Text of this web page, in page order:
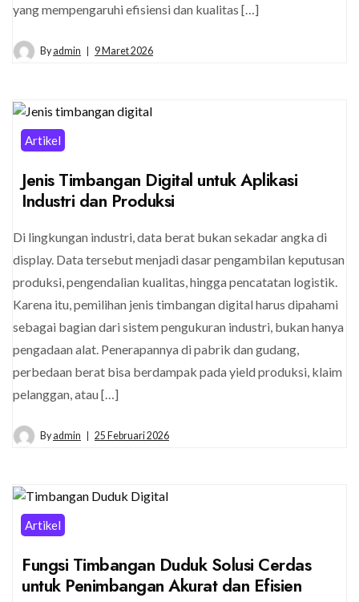
yang mempengaruhi efisiensi dan kualitas […]
By admin 9 Maret 2026
Artikel
Jenis Timbangan Digital untuk Aplikasi
Industri dan Produksi
Di lingkungan industri, data berat bukan sekadar angka di
display. Data tersebut menjadi dasar pengambilan keputusan
produksi, pengendalian kualitas, hingga pencatatan logistik.
Karena itu, pemilihan jenis timbangan digital harus dipahami
sebagai bagian dari sistem pengukuran industri, bukan hanya
pengadaan alat. Penerapannya di pabrik dan gudang,
perbedaan berat bisa berdampak pada yield produksi, klaim
pelanggan, atau […]
By admin 25 Februari 2026
Artikel
Fungsi Timbangan Duduk Solusi Cerdas
untuk Penimbangan Akurat dan Efisien